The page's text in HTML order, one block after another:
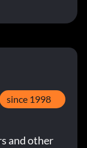
since 1998
and other